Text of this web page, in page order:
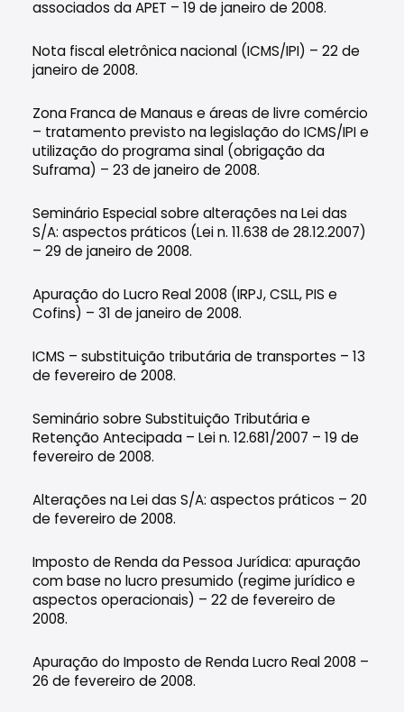
associados da APET – 19 de janeiro de 2008.
Nota fiscal eletrônica nacional (ICMS/IPI) – 22 de
janeiro de 2008.
Zona Franca de Manaus e áreas de livre comércio
– tratamento previsto na legislação do ICMS/IPI e
utilização do programa sinal (obrigação da
Suframa) – 23 de janeiro de 2008.
Seminário Especial sobre alterações na Lei das
S/A: aspectos práticos (Lei n. 11.638 de 28.12.2007)
– 29 de janeiro de 2008.
Apuração do Lucro Real 2008 (IRPJ, CSLL, PIS e
Cofins) – 31 de janeiro de 2008.
ICMS – substituição tributária de transportes – 13
de fevereiro de 2008.
Seminário sobre Substituição Tributária e
Retenção Antecipada – Lei n. 12.681/2007 – 19 de
fevereiro de 2008.
Alterações na Lei das S/A: aspectos práticos – 20
de fevereiro de 2008.
Imposto de Renda da Pessoa Jurídica: apuração
com base no lucro presumido (regime jurídico e
aspectos operacionais) – 22 de fevereiro de
2008.
Apuração do Imposto de Renda Lucro Real 2008 –
26 de fevereiro de 2008.